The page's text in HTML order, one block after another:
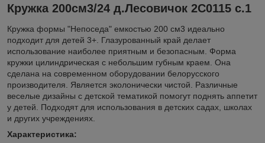
Кружка 200см3/24 д.Лесовичок 2С0115 с.1
Кружка формы "Непоседа" емкостью 200 см3 идеально
подходит для детей 3+. Глазурованный край делает
использование наиболее приятным и безопасным. Форма
кружки цилиндрическая с небольшим губным краем. Она
сделана на современном оборудовании белорусского
производителя. Является эколонически чистой. Различные
веселые дизайны с детской тематикой помогут поднять аппетит
у детей. Подходят для использования в детских садах, школах
и других учреждениях.
Характеристика: